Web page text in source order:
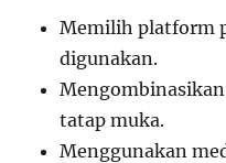
Memilih platform
digunakan.
tatap muka.
Menggunakan